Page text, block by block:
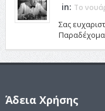
in: Το
Σας
Άδεια Χρήσης